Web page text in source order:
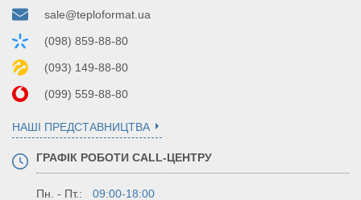
sale@teploformat.ua
(098) 859-88-80
(093) 149-88-80
(099) 559-88-80
НАШІ ПРЕДСТАВНИЦТВА
ГРАФІК РОБОТИ CALL-ЦЕНТРУ
Пн. - Пт.: 09:00-18:00